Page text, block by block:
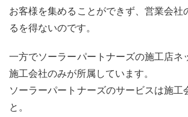
お客様を集めることができず、営業会社
るを得ないのです。
一方でソーラーパートナーズの施工店ネ
施工会社のみが所属しています。
ソーラーパートナーズのサービスは施工
と。